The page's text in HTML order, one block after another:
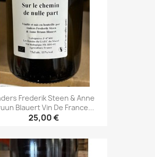
Frederik Steen & Anne
Blauert Vin De France...
25,00 €